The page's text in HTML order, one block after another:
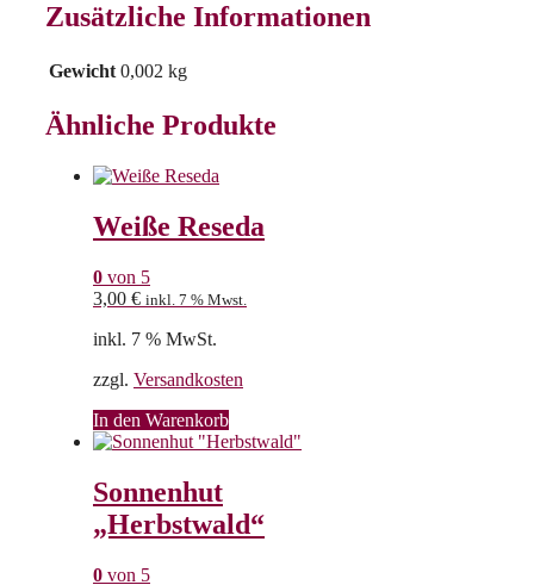
Zusätzliche Informationen
Gewicht 0,002 kg
Ähnliche Produkte
Weiße Reseda
0 von 5
3,00 € inkl. 7 % Mwst.
inkl. 7 % MwSt.
zzgl. Versandkosten
In den Warenkorb
Sonnenhut
„Herbstwald“
0 von 5